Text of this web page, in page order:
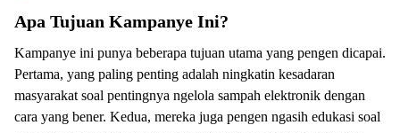
Apa Tujuan Kampanye Ini?
Kampanye ini punya beberapa tujuan utama yang pengen dicapai.
Pertama, yang paling penting adalah ningkatin kesadaran
masyarakat soal pentingnya ngelola sampah elektronik dengan
cara yang bener. Kedua, mereka juga pengen ngasih edukasi soal